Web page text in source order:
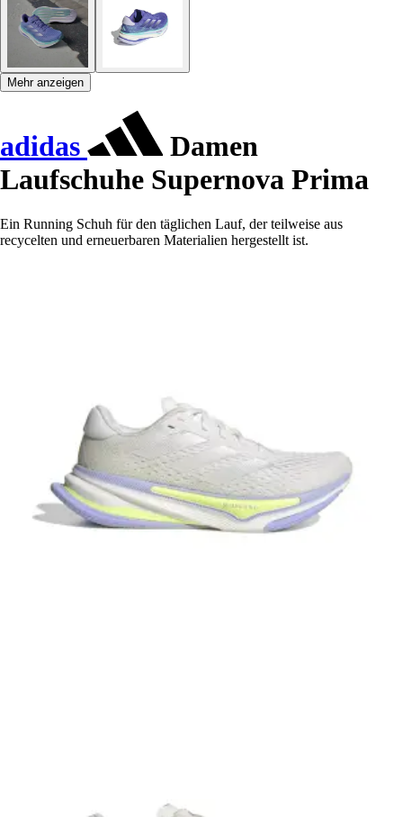
Mehr anzeigen
adidas
Damen
Laufschuhe Supernova Prima
Ein Running Schuh für den täglichen Lauf, der teilweise aus
recycelten und erneuerbaren Materialien hergestellt ist.